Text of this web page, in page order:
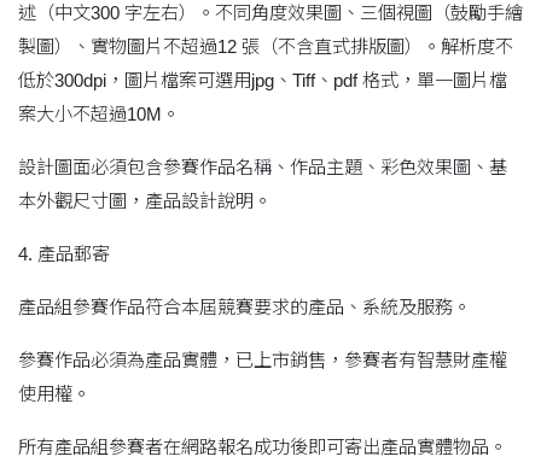
述（中文300 字左右）。不同角度效果圖、三個視圖（鼓勵手繪
製圖）、實物圖片不超過12 張（不含直式排版圖）。解析度不
低於300dpi，圖片檔案可選用jpg、Tiff、pdf 格式，單一圖片檔
案大小不超過10M。
設計圖面必須包含參賽作品名稱、作品主題、彩色效果圖、基
本外觀尺寸圖，產品設計說明。
4. 產品郵寄
產品組參賽作品符合本屆競賽要求的產品、系統及服務。
參賽作品必須為產品實體，已上市銷售，參賽者有智慧財產權
使用權。
所有產品組參賽者在網路報名成功後即可寄出產品實體物品。